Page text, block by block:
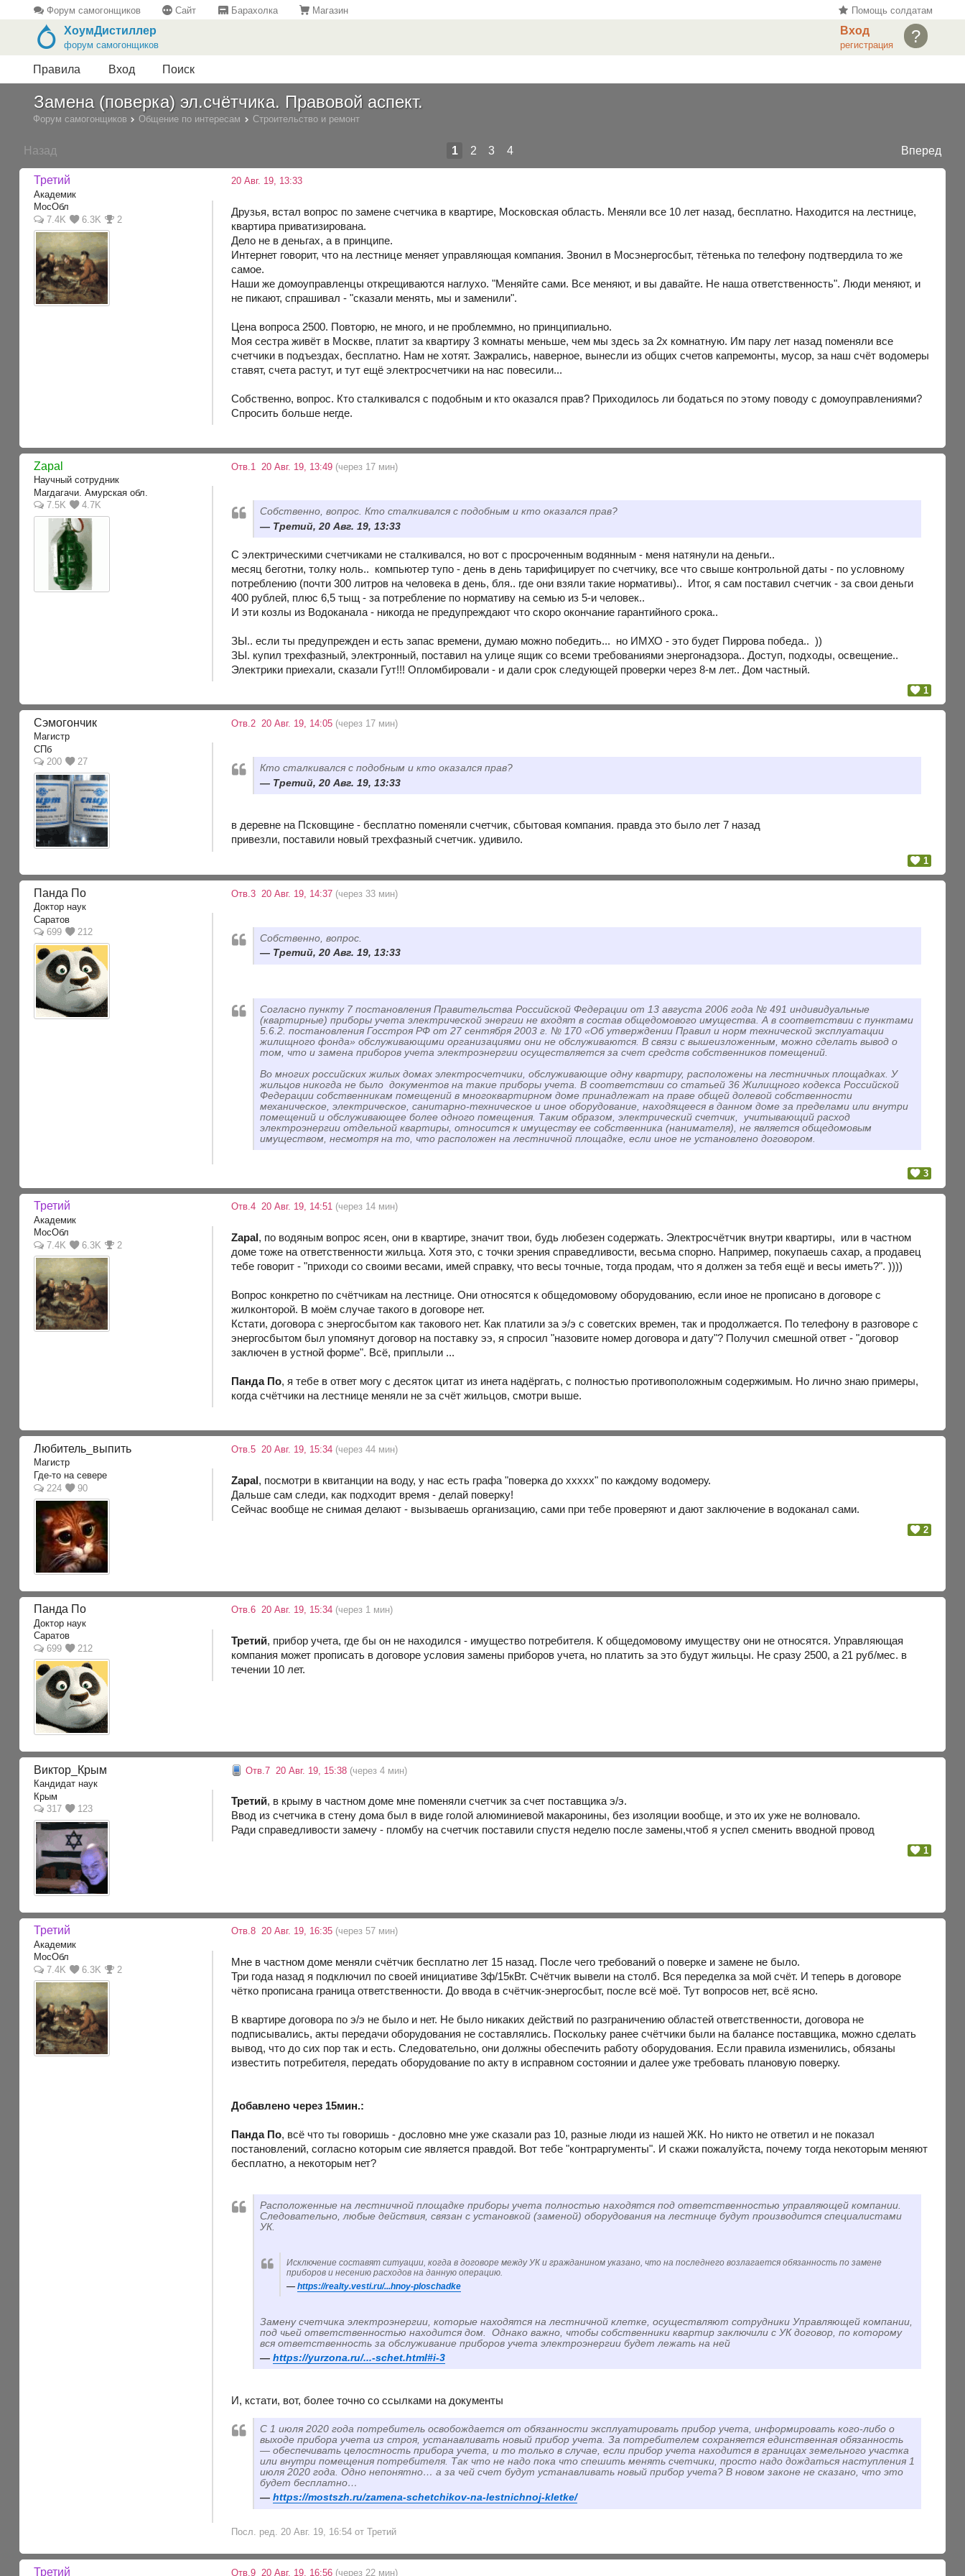
Форум самогонщиков Сайт Барахолка Магазин Помощь солдатам
?
Вход
регистрация
ХоумДистиллер
форум самогонщиков
Правила Вход Поиск
Замена (поверка) эл.счётчика. Правовой аспект.
Форум самогонщиков Общение по интересам Строительство и ремонт
Назад Вперед
1 2 3 4
Третий
Академик
МосОбл
7.4K
6.3K 2
20 Авг. 19, 13:33
Друзья, встал вопрос по замене счетчика в квартире, Московская область. Меняли все 10 лет назад, бесплатно. Находится на лестнице,
квартира приватизирована.
Дело не в деньгах, а в принципе.
Интернет говорит, что на лестнице меняет управляющая компания. Звонил в Мосэнергосбыт, тётенька по телефону подтвердила то же
самое.
Наши же домоуправленцы открещиваются наглухо. "Меняйте сами. Все меняют, и вы давайте. Не наша ответственность". Люди меняют, и
не пикают, спрашивал - "сказали менять, мы и заменили".
Цена вопроса 2500. Повторю, не много, и не проблеммно, но принципиально.
Моя сестра живёт в Москве, платит за квартиру 3 комнаты меньше, чем мы здесь за 2х комнатную. Им пару лет назад поменяли все
счетчики в подъездах, бесплатно. Нам не хотят. Зажрались, наверное, вынесли из общих счетов капремонты, мусор, за наш счёт водомеры
ставят, счета растут, и тут ещё электросчетчики на нас повесили...
Собственно, вопрос. Кто сталкивался с подобным и кто оказался прав? Приходилось ли бодаться по этому поводу с домоуправлениями?
Спросить больше негде.
Zapal
Научный сотрудник
Магдагачи. Амурская обл.
7.5K
4.7K
Отв.1 20 Авг. 19, 13:49 (через 17 мин)
Собственно, вопрос. Кто сталкивался с подобным и кто оказался прав?
Третий, 20 Авг. 19, 13:33
С электрическими счетчиками не сталкивался, но вот с просроченным водянным - меня натянули на деньги..
месяц беготни, толку ноль.. компьютер тупо - день в день тарифицирует по счетчику, все что свыше контрольной даты - по условному
потреблению (почти 300 литров на человека в день, бля.. где они взяли такие нормативы).. Итог, я сам поставил счетчик - за свои деньги
400 рублей, плюс 6,5 тыщ - за потребление по нормативу на семью из 5-и человек..
И эти козлы из Водоканала - никогда не предупреждают что скоро окончание гарантийного срока..
ЗЫ.. если ты предупрежден и есть запас времени, думаю можно победить... но ИМХО - это будет Пиррова победа.. ))
ЗЫ. купил трехфазный, электронный, поставил на улице ящик со всеми требованиями энергонадзора.. Доступ, подходы, освещение..
Электрики приехали, сказали Гут!!! Опломбировали - и дали срок следующей проверки через 8-м лет.. Дом частный.
1
Сэмогончик
Магистр
СПб
200
27
Отв.2 20 Авг. 19, 14:05 (через 17 мин)
Кто сталкивался с подобным и кто оказался прав?
Третий, 20 Авг. 19, 13:33
в деревне на Псковщине - бесплатно поменяли счетчик, сбытовая компания. правда это было лет 7 назад
привезли, поставили новый трехфазный счетчик. удивило.
1
Панда По
Доктор наук
Саратов
699
212
Отв.3 20 Авг. 19, 14:37 (через 33 мин)
Собственно, вопрос.
Третий, 20 Авг. 19, 13:33
Согласно пункту 7 постановления Правительства Российской Федерации от 13 августа 2006 года № 491 индивидуальные
(квартирные) приборы учета электрической энергии не входят в состав общедомового имущества. А в соответствии с пунктами
5.6.2. постановления Госстроя РФ от 27 сентября 2003 г. № 170 «Об утверждении Правил и норм технической эксплуатации
жилищного фонда» обслуживающими организациями они не обслуживаются. В связи с вышеизложенным, можно сделать вывод о
том, что и замена приборов учета электроэнергии осуществляется за счет средств собственников помещений.
Во многих российских жилых домах электросчетчики, обслуживающие одну квартиру, расположены на лестничных площадках. У
жильцов никогда не было документов на такие приборы учета. В соответствии со статьей 36 Жилищного кодекса Российской
Федерации собственникам помещений в многоквартирном доме принадлежат на праве общей долевой собственности
механическое, электрическое, санитарно-техническое и иное оборудование, находящееся в данном доме за пределами или внутри
помещений и обслуживающее более одного помещения. Таким образом, электрический счетчик, учитывающий расход
электроэнергии отдельной квартиры, относится к имуществу ее собственника (нанимателя), не является общедомовым
имуществом, несмотря на то, что расположен на лестничной площадке, если иное не установлено договором.
3
Третий
Академик
МосОбл
7.4K
6.3K 2
Отв.4 20 Авг. 19, 14:51 (через 14 мин)
Zapal, по водяным вопрос ясен, они в квартире, значит твои, будь любезен содержать. Электросчётчик внутри квартиры, или в частном
доме тоже на ответственности жильца. Хотя это, с точки зрения справедливости, весьма спорно. Например, покупаешь сахар, а продавец
тебе говорит - "приходи со своими весами, имей справку, что весы точные, тогда продам, что я должен за тебя ещё и весы иметь?". ))))
Вопрос конкретно по счётчикам на лестнице. Они относятся к общедомовому оборудованию, если иное не прописано в договоре с
жилконторой. В моём случае такого в договоре нет.
Кстати, договора с энергосбытом как такового нет. Как платили за э/э с советских времен, так и продолжается. По телефону в разговоре с
энергосбытом был упомянут договор на поставку ээ, я спросил "назовите номер договора и дату"? Получил смешной ответ - "договор
заключен в устной форме". Всё, приплыли ...
Панда По, я тебе в ответ могу с десяток цитат из инета надёргать, с полностью противоположным содержимым. Но лично знаю примеры,
когда счётчики на лестнице меняли не за счёт жильцов, смотри выше.
Любитель_выпить
Магистр
Где-то на севере
224
90
Отв.5 20 Авг. 19, 15:34 (через 44 мин)
Zapal, посмотри в квитанции на воду, у нас есть графа "поверка до ххххх" по каждому водомеру.
Дальше сам следи, как подходит время - делай поверку!
Сейчас вообще не снимая делают - вызываешь организацию, сами при тебе проверяют и дают заключение в водоканал сами.
2
Панда По
Доктор наук
Саратов
699
212
Отв.6 20 Авг. 19, 15:34 (через 1 мин)
Третий, прибор учета, где бы он не находился - имущество потребителя. К общедомовому имуществу они не относятся. Управляющая
компания может прописать в договоре условия замены приборов учета, но платить за это будут жильцы. Не сразу 2500, а 21 руб/мес. в
течении 10 лет.
Виктор_Крым
Кандидат наук
Крым
317
123
Отв.7 20 Авг. 19, 15:38 (через 4 мин)
Третий, в крыму в частном доме мне поменяли счетчик за счет поставщика э/э.
Ввод из счетчика в стену дома был в виде голой алюминиевой макаронины, без изоляции вообще, и это их уже не волновало.
Ради справедливости замечу - пломбу на счетчик поставили спустя неделю после замены,чтоб я успел сменить вводной провод
1
Третий
Академик
МосОбл
7.4K
6.3K 2
Отв.8 20 Авг. 19, 16:35 (через 57 мин)
Мне в частном доме меняли счётчик бесплатно лет 15 назад. После чего требований о поверке и замене не было.
Три года назад я подключил по своей инициативе 3ф/15кВт. Счётчик вывели на столб. Вся переделка за мой счёт. И теперь в договоре
чётко прописана граница ответственности. До ввода в счётчик-энергосбыт, после всё моё. Тут вопросов нет, всё ясно.
В квартире договора по э/э не было и нет. Не было никаких действий по разграничению областей ответственности, договора не
подписывались, акты передачи оборудования не составлялись. Поскольку ранее счётчики были на балансе поставщика, можно сделать
вывод, что до сих пор так и есть. Следовательно, они должны обеспечить работу оборудования. Если правила изменились, обязаны
известить потребителя, передать оборудование по акту в исправном состоянии и далее уже требовать плановую поверку.
Добавлено через 15мин.:
Панда По, всё что ты говоришь - дословно мне уже сказали раз 10, разные люди из нашей ЖК. Но никто не ответил и не показал
постановлений, согласно которым сие является правдой. Вот тебе "контраргументы". И скажи пожалуйста, почему тогда некоторым меняют
бесплатно, а некоторым нет?
Расположенные на лестничной площадке приборы учета полностью находятся под ответственностью управляющей компании.
Следовательно, любые действия, связан с установкой (заменой) оборудования на лестнице будут производится специалистами
УК.
Исключение составят ситуации, когда в договоре между УК и гражданином указано, что на последнего возлагается обязанность по замене
приборов и несению расходов на данную операцию.
https://realty.vesti.ru/...hnoy-ploschadke
Замену счетчика электроэнергии, которые находятся на лестничной клетке, осуществляют сотрудники Управляющей компании,
под чьей ответственностью находится дом. Однако важно, чтобы собственники квартир заключили с УК договор, по которому
вся ответственность за обслуживание приборов учета электроэнергии будет лежать на ней
https://yurzona.ru/...-schet.html#i-3
И, кстати, вот, более точно со ссылками на документы
С 1 июля 2020 года потребитель освобождается от обязанности эксплуатировать прибор учета, информировать кого-либо о
выходе прибора учета из строя, устанавливать новый прибор учета. За потребителем сохраняется единственная обязанность
— обеспечивать целостность прибора учета, и то только в случае, если прибор учета находится в границах земельного участка
или внутри помещения потребителя. Так что не надо пока что спешить менять счетчики, просто надо дождаться наступления 1
июля 2020 года. Одно непонятно… а за чей счет будут устанавливать новый прибор учета? В новом законе не сказано, что это
будет бесплатно…
https://mostszh.ru/zamena-schetchikov-na-lestnichnoj-kletke/
Посл. ред. 20 Авг. 19, 16:54 от Третий
Третий Отв.9 20 Авг. 19, 16:56 (через 22 мин)